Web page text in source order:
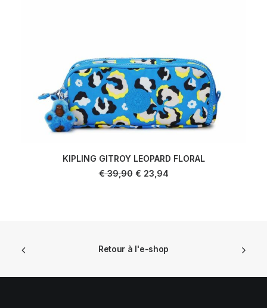
KIPLING GITROY LEOPARD FLORAL
€39,90 Le
€ 23,94Le
Retour à l'e-shop